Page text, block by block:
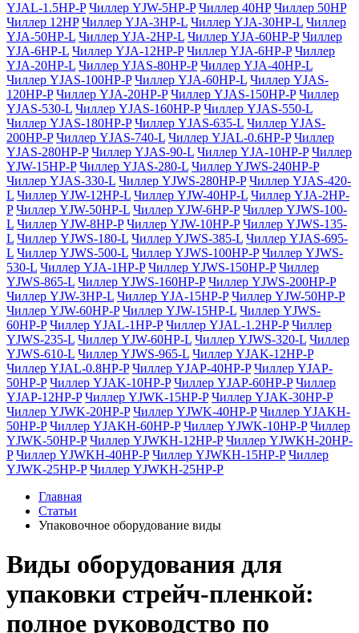
YJAL-1.5HP-P Чиллер YJW-5HP-P Чиллер 40HP Чиллер 50HP
Чиллер 12HP Чиллер YJA-3HP-L Чиллер YJA-30HP-L Чиллер
YJA-50HP-L Чиллер YJA-2HP-L Чиллер YJA-60HP-P Чиллер
YJA-6HP-L Чиллер YJA-12HP-P Чиллер YJA-6HP-P Чиллер
YJA-20HP-L Чиллер YJAS-80HP-P Чиллер YJA-40HP-L
Чиллер YJAS-100HP-P Чиллер YJA-60HP-L Чиллер YJAS-
120HP-P Чиллер YJA-20HP-P Чиллер YJAS-150HP-P Чиллер
YJAS-530-L Чиллер YJAS-160HP-P Чиллер YJAS-550-L
Чиллер YJAS-180HP-P Чиллер YJAS-635-L Чиллер YJAS-
200HP-P Чиллер YJAS-740-L Чиллер YJAL-0.6HP-P Чиллер
YJAS-280HP-P Чиллер YJAS-90-L Чиллер YJA-10HP-P Чиллер
YJW-15HP-P Чиллер YJAS-280-L Чиллер YJWS-240HP-P
Чиллер YJAS-330-L Чиллер YJWS-280HP-P Чиллер YJAS-420-
L Чиллер YJW-12HP-L Чиллер YJW-40HP-L Чиллер YJA-2HP-
P Чиллер YJW-50HP-L Чиллер YJW-6HP-P Чиллер YJWS-100-
L Чиллер YJW-8HP-P Чиллер YJW-10HP-P Чиллер YJWS-135-
L Чиллер YJWS-180-L Чиллер YJWS-385-L Чиллер YJAS-695-
L Чиллер YJWS-500-L Чиллер YJWS-100HP-P Чиллер YJWS-
530-L Чиллер YJA-1HP-P Чиллер YJWS-150HP-P Чиллер
YJWS-865-L Чиллер YJWS-160HP-P Чиллер YJWS-200HP-P
Чиллер YJW-3HP-L Чиллер YJA-15HP-P Чиллер YJW-50HP-P
Чиллер YJW-60HP-P Чиллер YJW-15HP-L Чиллер YJWS-
60HP-P Чиллер YJAL-1HP-P Чиллер YJAL-1.2HP-P Чиллер
YJWS-235-L Чиллер YJW-60HP-L Чиллер YJWS-320-L Чиллер
YJWS-610-L Чиллер YJWS-965-L Чиллер YJAK-12HP-P
Чиллер YJAL-0.8HP-P Чиллер YJAP-40HP-P Чиллер YJAP-
50HP-P Чиллер YJAK-10HP-P Чиллер YJAP-60HP-P Чиллер
YJAP-12HP-P Чиллер YJWK-15HP-P Чиллер YJAK-30HP-P
Чиллер YJWK-20HP-P Чиллер YJWK-40HP-P Чиллер YJAKH-
50HP-P Чиллер YJAKH-60HP-P Чиллер YJWK-10HP-P Чиллер
YJWK-50HP-P Чиллер YJWKH-12HP-P Чиллер YJWKH-20HP-
P Чиллер YJWKH-40HP-P Чиллер YJWKH-15HP-P Чиллер
YJWK-25HP-P Чиллер YJWKH-25HP-P
Главная
Статьи
Упаковочное оборудование виды
Виды оборудования для
упаковки стрейч-пленкой:
полное руководство по